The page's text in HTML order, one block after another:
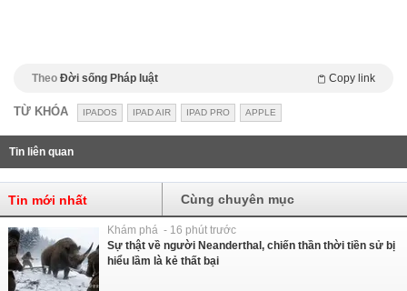
Theo Đời sống Pháp luật Copy link
TỪ KHÓA IPADOS IPAD AIR IPAD PRO APPLE
Tin liên quan
Tin mới nhất Cùng chuyên mục
Khám phá - 16 phút trước
Sự thật về người Neanderthal, chiến thần thời tiền sử bị
hiểu lầm là kẻ thất bại